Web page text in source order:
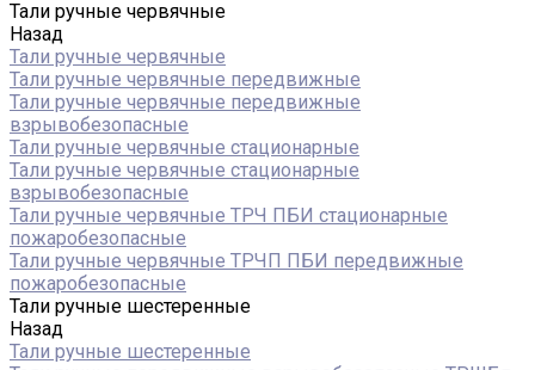
Тали ручные червячные
Назад
Тали ручные червячные
Тали ручные червячные передвижные
Тали ручные червячные передвижные
взрывобезопасные
Тали ручные червячные стационарные
Тали ручные червячные стационарные
взрывобезопасные
Тали ручные червячные ТРЧ ПБИ стационарные
пожаробезопасные
Тали ручные червячные ТРЧП ПБИ передвижные
пожаробезопасные
Тали ручные шестеренные
Назад
Тали ручные шестеренные